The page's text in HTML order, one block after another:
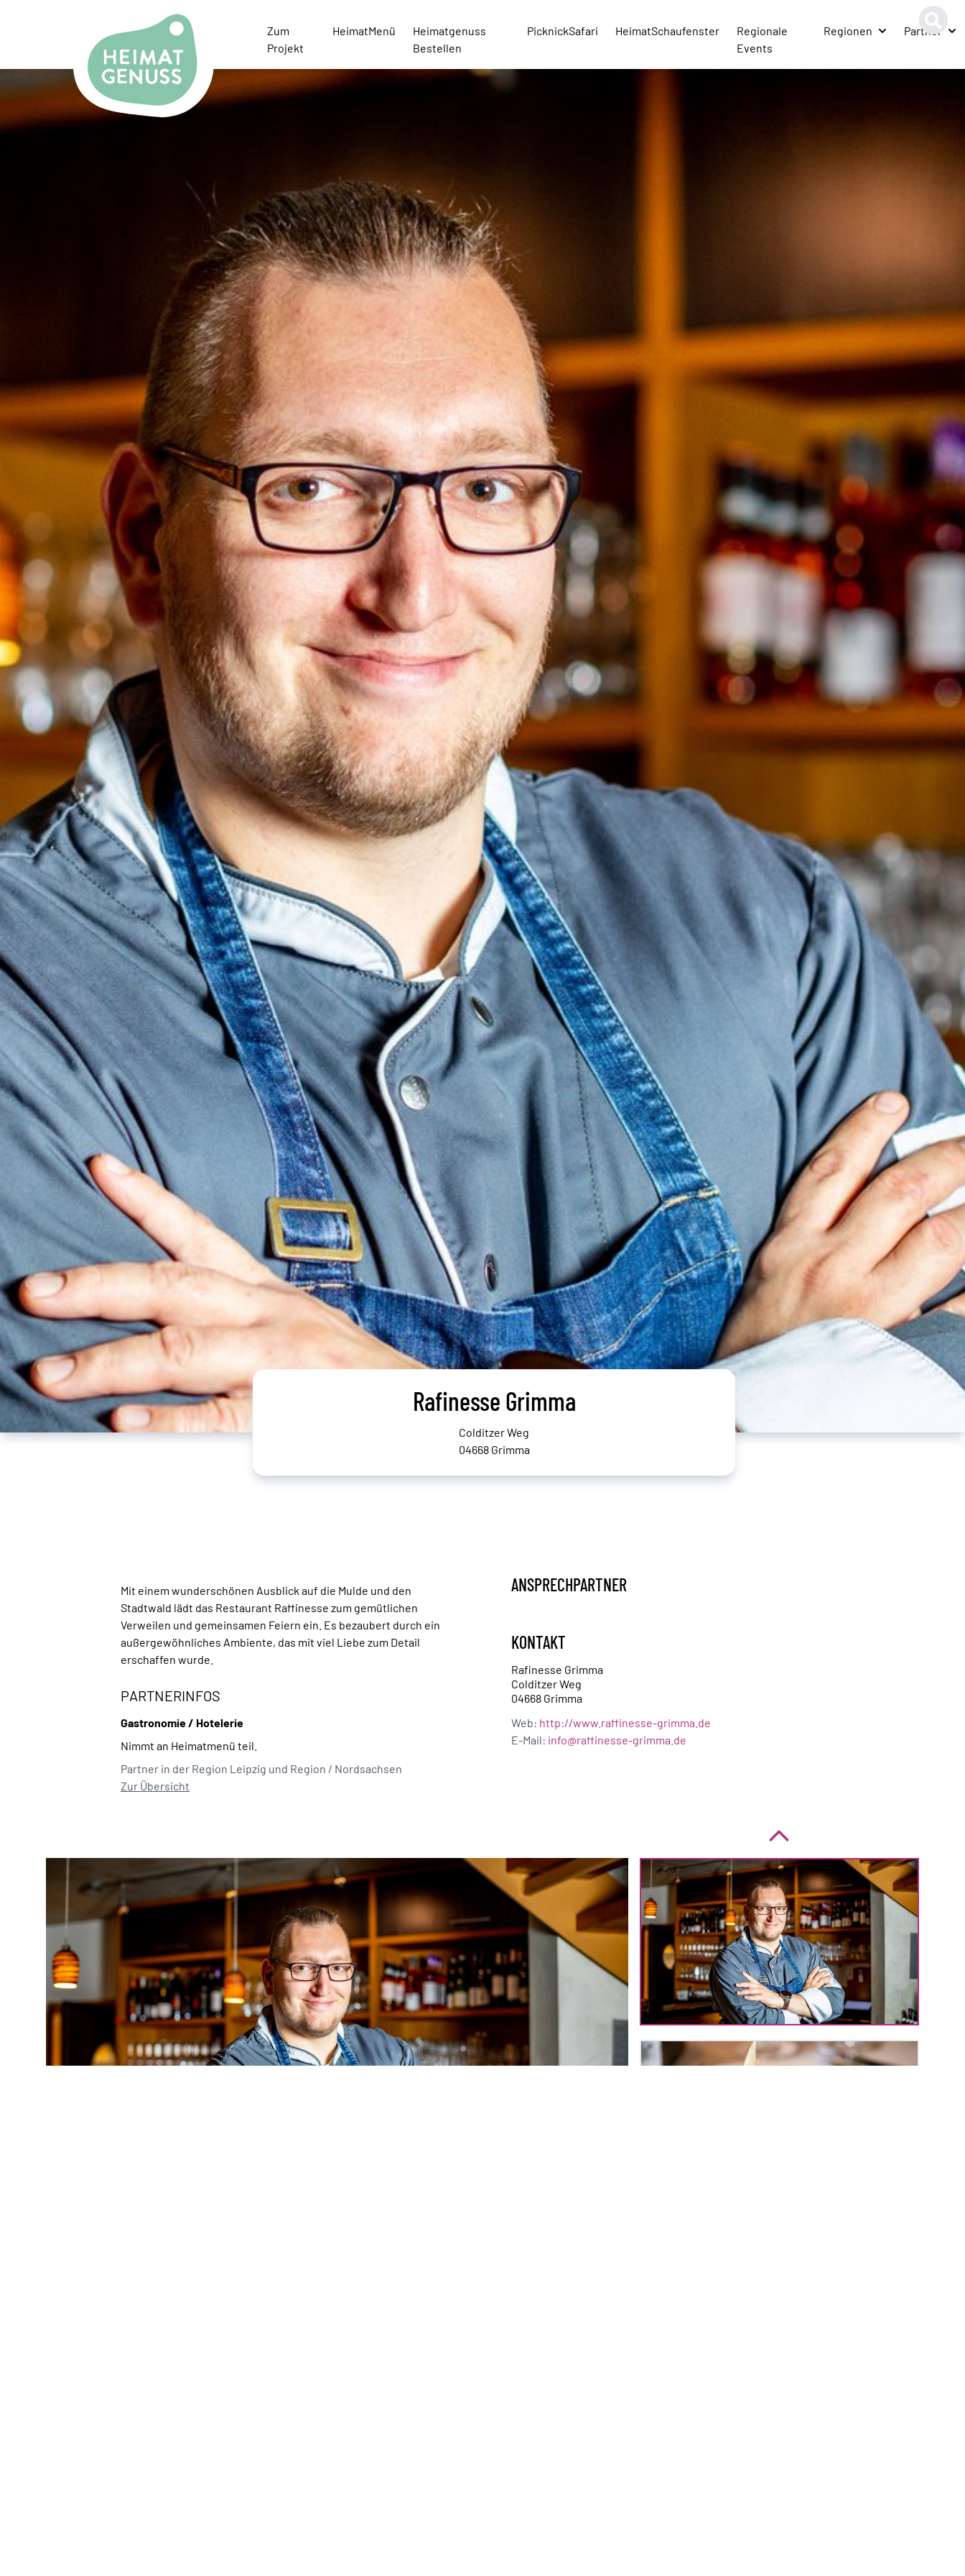
Zum
Projekt
HeimatMenü
Heimatgenuss
Bestellen
PicknickSafari HeimatSchaufenster
Regionale
Events
Regionen Partner
Rafinesse Grimma
Colditzer Weg
04668 Grimma
Mit einem wunderschönen Ausblick auf die Mulde und den
Stadtwald lädt das Restaurant Raffinesse zum gemütlichen
Verweilen und gemeinsamen Feiern ein. Es bezaubert durch ein
außergewöhnliches Ambiente, das mit viel Liebe zum Detail
erschaffen wurde.
PARTNERINFOS
Gastronomie / Hotelerie
Nimmt an Heimatmenü teil.
Partner in der Region Leipzig und Region / Nordsachsen
Zur Übersicht
ANSPRECHPARTNER
KONTAKT
Rafinesse Grimma
Colditzer Weg
04668 Grimma
Web: http://www.raffinesse-grimma.de
E-Mail: info@raffinesse-grimma.de